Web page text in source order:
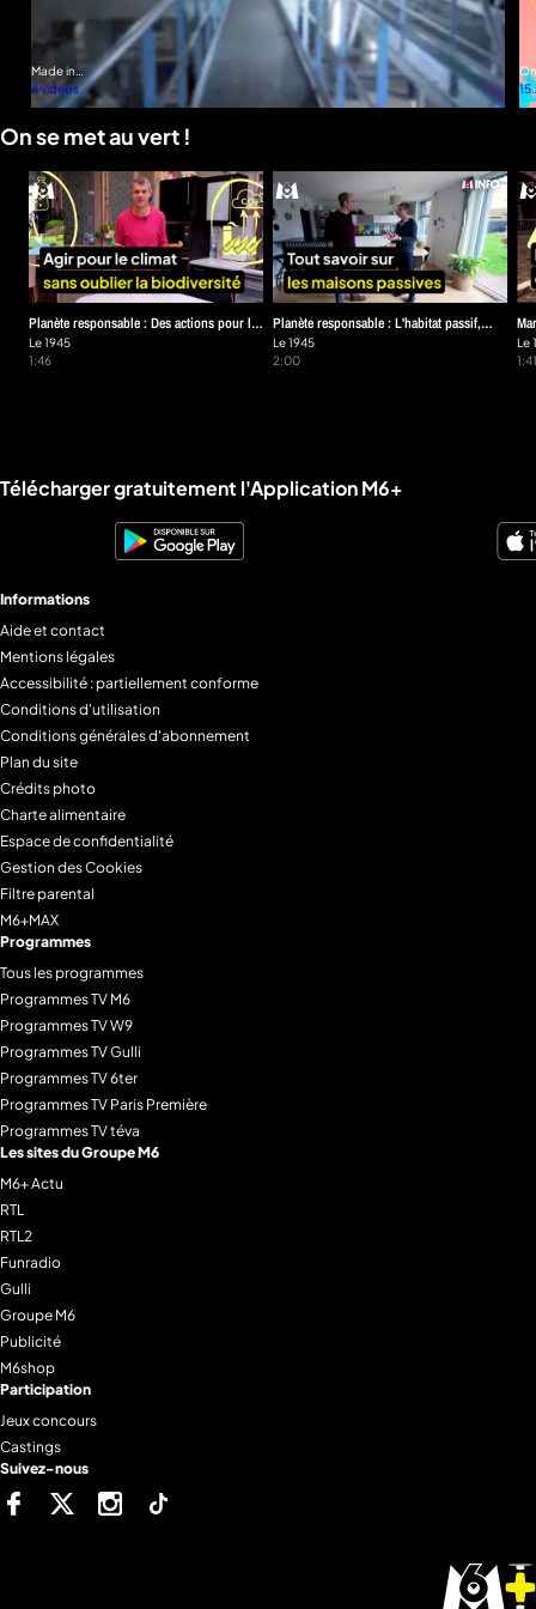
Made in
France :
ils
l’industrie
demain
4 vidéos
la
15
On se met au vert !
Planète responsable : Des actions pour le
climat sans oublier la biodiversité
Le 1945
1:46
Planète responsable : L'habitat passif,
optimiser l’efficacité énergétique du
bâtiment
Le 1945
2:00
Le
1:41
Liens utiles M6+.
Télécharger gratuitement l'Application M6+
Informations
Aide et contact
Mentions légales
Accessibilité : partiellement conforme
Conditions d'utilisation
Conditions générales d'abonnement
Plan du site
Crédits photo
Charte alimentaire
Espace de confidentialité
Gestion des Cookies
Filtre parental
M6+MAX
Programmes
Tous les programmes
Programmes TV M6
Programmes TV W9
Programmes TV Gulli
Programmes TV 6ter
Programmes TV Paris Première
Programmes TV téva
Les sites du Groupe M6
M6+ Actu
RTL
RTL2
Funradio
Gulli
Groupe M6
Publicité
M6shop
Participation
Jeux concours
Castings
Suivez-nous
FacebookTwitter Instagram